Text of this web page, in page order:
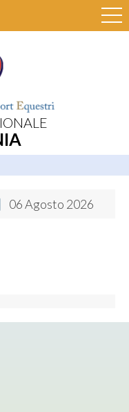
06 Agosto 2026